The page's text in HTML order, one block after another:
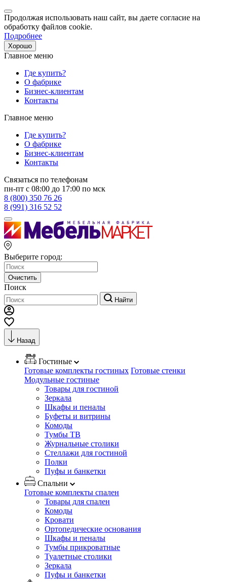
Продолжая использовать наш сайт, вы даете согласие на
обработку файлов cookie.
Подробнее
Хорошо
Главное меню
Где купить?
О фабрике
Бизнес-клиентам
Контакты
Главное меню
Где купить?
О фабрике
Бизнес-клиентам
Контакты
Связаться по телефонам
пн-пт с 08:00 до 17:00 по мск
8 (800) 350 76 26
8 (991) 316 52 52
Выберите город:
Очистить
Поиск
Найти
Назад
Гостиные
Готовые комплекты гостиных Готовые стенки
Модульные гостиные
Товары для гостиной
Зеркала
Шкафы и пеналы
Буфеты и витрины
Комоды
Тумбы ТВ
Журнальные столики
Стеллажи для гостиной
Полки
Пуфы и банкетки
Спальни
Готовые комплекты спален
Товары для спален
Комоды
Кровати
Ортопедические основания
Шкафы и пеналы
Тумбы прикроватные
Туалетные столики
Зеркала
Пуфы и банкетки